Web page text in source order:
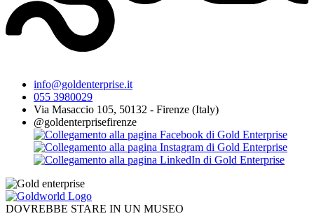
info@goldenterprise.it
055 3980029
Via Masaccio 105, 50132 - Firenze (Italy)
@goldenterprisefirenze
DOVREBBE STARE IN UN MUSEO